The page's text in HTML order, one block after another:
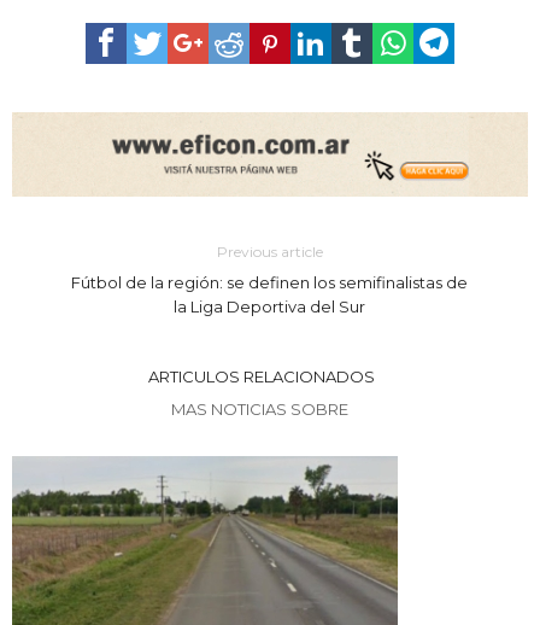
Previous article
Fútbol de la región: se definen los semifinalistas de
la Liga Deportiva del Sur
ARTICULOS RELACIONADOS
MAS NOTICIAS SOBRE